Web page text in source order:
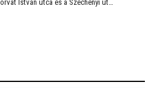
István utca és a Széchenyi út
Végül több rendőri egység összehangolt